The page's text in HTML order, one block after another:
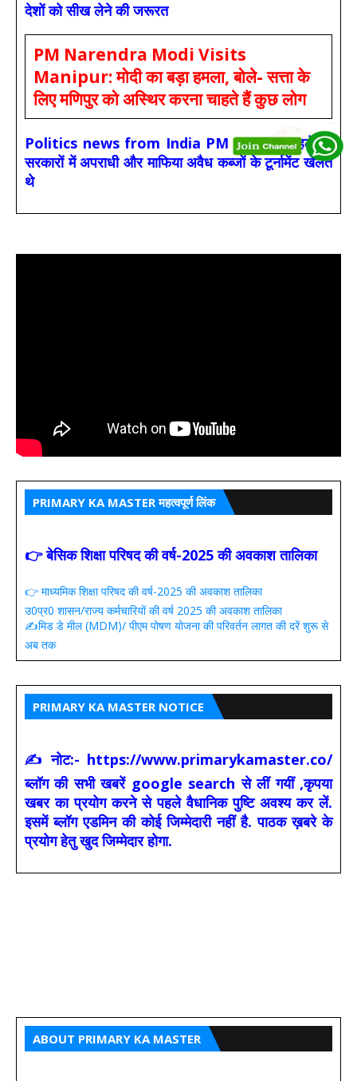
देशों को सीख लेने की जरूरत
PM Narendra Modi Visits
Manipur: मोदी का बड़ा हमला, बोले- सत्ता के
लिए मणिपुर को अस्थिर करना चाहते हैं कुछ लोग
Politics news from India PM Modi :- पहले की
सरकारों में अपराधी और माफिया अवैध कब्जों के टूर्नामेंट खेलते
थे
PRIMARY KA MASTER महत्वपूर्ण लिंक
👉 बेसिक शिक्षा परिषद की वर्ष-2025 की अवकाश तालिका
👉 माध्यमिक शिक्षा परिषद की वर्ष-2025 की अवकाश तालिका
उ0प्र0 शासन/राज्य कर्मचारियों की वर्ष 2025 की अवकाश तालिका
✍️मिड डे मील (MDM)/ पीएम पोषण योजना की परिवर्तन लागत की दरें शुरू से
अब तक
PRIMARY KA MASTER NOTICE
✍ नोट:- https://www.primarykamaster.co/
ब्लॉग की सभी खबरें google search से लीं गयीं ,कृपया
खबर का प्रयोग करने से पहले वैधानिक पुष्टि अवश्य कर लें.
इसमें ब्लॉग एडमिन की कोई जिम्मेदारी नहीं है. पाठक ख़बरे के
प्रयोग हेतु खुद जिम्मेदार होगा.
ABOUT PRIMARY KA MASTER